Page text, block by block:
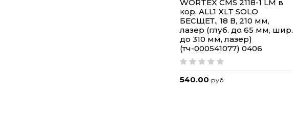
WORTEX CMS 2118-1 LM в
кор. ALL1 XLT SOLO
БЕСЩЕТ., 18 В, 210 мм,
лазер (глуб. до 65 мм, шир.
до 310 мм, лазер)
(тч-000541077) 0406
540.00 руб.